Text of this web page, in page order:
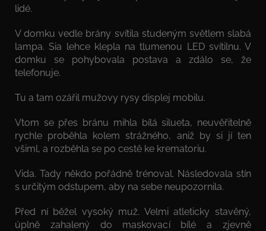
lidé.
V domku vedle brány svítila studeným světlem slabá
lampa. Sia lehce klepla na tlumenou LED svítilnu. V
domku se pohybovala postava a zdálo se, že
telefonuje.
Tu a tam ozářil mužovy rysy displej mobilu.
Vtom se přes bránu mihla bílá silueta, neuvěřitelně
rychle proběhla kolem strážného, aniž by si jí ten
všiml, a rozběhla se po cestě ke krematoriu.
Vida. Tady někdo pořádně trénoval. Následovala stín
s určitým odstupem, aby na sebe neupozornila.
Před ní běžel vysoký muž. Velmi atleticky stavěný,
úplně zahalený do maskovací bílé a zjevně